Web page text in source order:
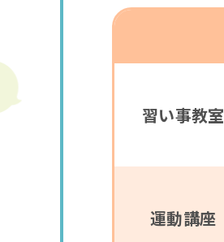
習い事教室
運動講座